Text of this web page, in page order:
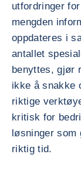
utfordringer
mengden
oppdateres i
antallet
benyttes, gjør
ikke å snakke
riktige
kritisk for
løsninger som
riktig tid.